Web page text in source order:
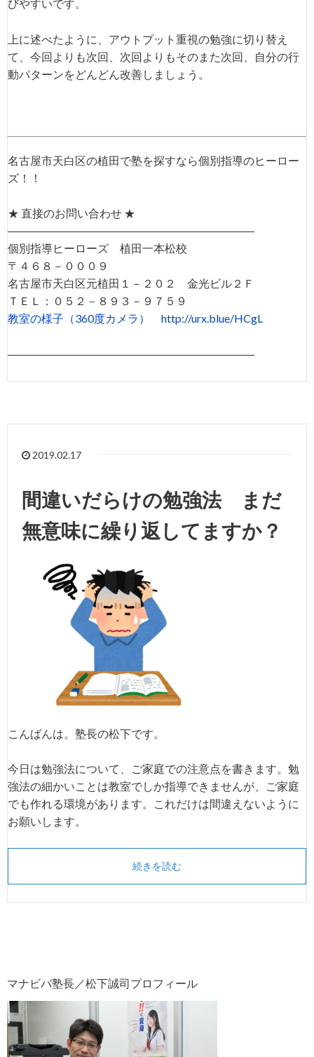
びやすいです。
上に述べたように、アウトプット重視の勉強に切り替え
て、今回よりも次回、次回よりもそのまた次回、自分の行
動パターンをどんどん改善しましょう。
名古屋市天白区の植田で塾を探すなら個別指導のヒーロー
ズ！！
★ 直接のお問い合わせ ★
――――――――――――――――――――――
個別指導ヒーローズ 植田一本松校
〒４６８－０００９
名古屋市天白区元植田１－２０２ 金光ビル２Ｆ
ＴＥＬ：０５２－８９３－９７５９
教室の様子（360度カメラ）
http://urx.blue/HCgL
――――――――――――――――――――――
2019.02.17
間違いだらけの勉強法 まだ
無意味に繰り返してますか？
こんばんは。塾長の松下です。
今日は勉強法について、ご家庭での注意点を書きます。勉
強法の細かいことは教室でしか指導できませんが、ご家庭
でも作れる環境があります。これだけは間違えないように
お願いします。
続きを読む
マナビバ塾長／松下誠司プロフィール